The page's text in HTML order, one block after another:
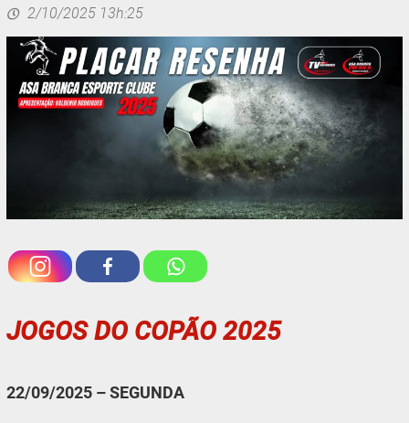
2/10/2025 13h:25
JOGOS DO COPÃO 2025
22/09/2025 – SEGUNDA